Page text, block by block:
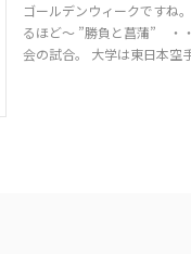
ゴールデンウィークです
るほど～ ”勝負と菖蒲” ・
会の試合。 大学は東日本空